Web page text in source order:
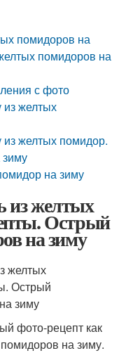
помидоров на
помидоров на
с фото
из желтых
из желтых помидор.
на зиму
из желтых
Острый
на зиму
фото-рецепт как
на зиму.